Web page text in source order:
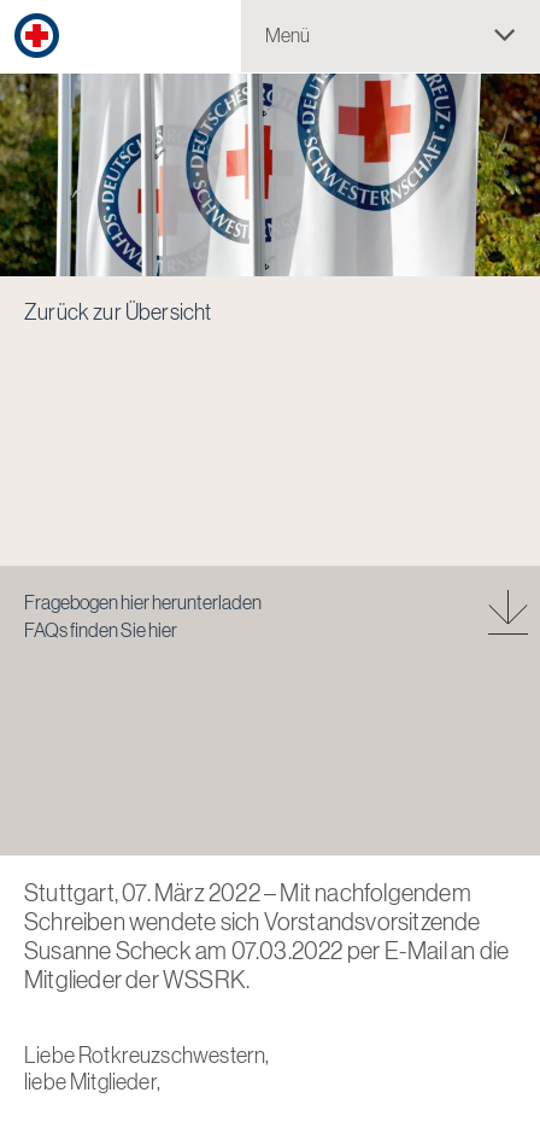
Menü
Zurück zur Übersicht
Fragebogen hier herunterladen
FAQs finden Sie hier
Stuttgart, 07. März 2022 – Mit nachfolgendem
Schreiben wendete sich Vorstandsvorsitzende
Susanne Scheck am 07.03.2022 per E-Mail an die
Mitglieder der WSSRK.
Liebe Rotkreuzschwestern,
liebe Mitglieder,